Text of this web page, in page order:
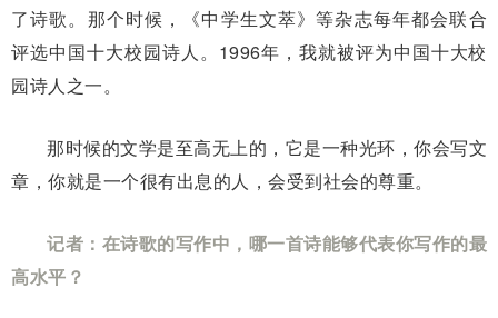
了诗歌。那个时候，《中学生文萃》等杂志每年都会联合
评选中国十大校园诗人。1996年，我就被评为中国十大校
园诗人之一。
那时候的文学是至高无上的，它是一种光环，你会写文
章，你就是一个很有出息的人，会受到社会的尊重。
记者：在诗歌的写作中，哪一首诗能够代表你写作的最
高水平？